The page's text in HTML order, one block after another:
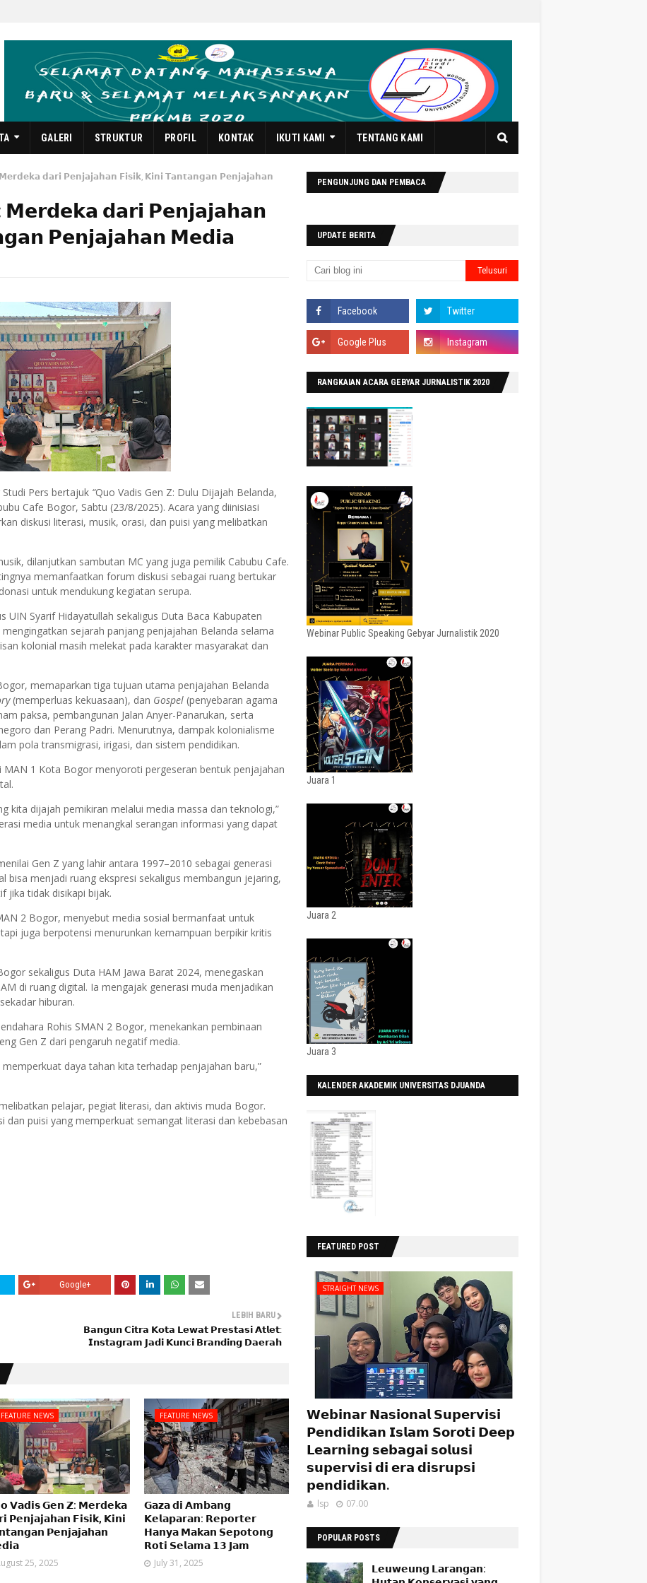
GALERI STRUKTUR PROFIL KONTAK IKUTI KAMI TENTANG KAMI
𝗱𝗮𝗿𝗶 𝗣𝗲𝗻𝗷𝗮𝗷𝗮𝗵𝗮𝗻 𝗙𝗶𝘀𝗶𝗸, 𝗞𝗶𝗻𝗶 𝗧𝗮𝗻𝘁𝗮𝗻𝗴𝗮𝗻 𝗣𝗲𝗻𝗷𝗮𝗷𝗮𝗵𝗮𝗻
𝗱𝗮𝗿𝗶 𝗣𝗲𝗻𝗷𝗮𝗷𝗮𝗵𝗮𝗻
𝗣𝗲𝗻𝗷𝗮𝗷𝗮𝗵𝗮𝗻 𝗠𝗲𝗱𝗶𝗮
Studi Pers bertajuk “Quo Vadis Gen Z: Dulu Dijajah Belanda,
Cafe Bogor, Sabtu (23/8/2025). Acara yang diinisiasi
diskusi literasi, musik, orasi, dan puisi yang melibatkan
dilanjutkan sambutan MC yang juga pemilik Cabubu Cafe.
memanfaatkan forum diskusi sebagai ruang bertukar
untuk mendukung kegiatan serupa.
UIN Syarif Hidayatullah sekaligus Duta Baca Kabupaten
sejarah panjang penjajahan Belanda selama
kolonial masih melekat pada karakter masyarakat dan
memaparkan tiga tujuan utama penjajahan Belanda
(memperluas kekuasaan), dan Gospel (penyebaran agama
paksa, pembangunan Jalan Anyer-Panarukan, serta
dan Perang Padri. Menurutnya, dampak kolonialisme
pola transmigrasi, irigasi, dan sistem pendidikan.
MAN 1 Kota Bogor menyoroti pergeseran bentuk penjajahan
kita dijajah pemikiran melalui media massa dan teknologi,”
media untuk menangkal serangan informasi yang dapat
Gen Z yang lahir antara 1997–2010 sebagai generasi
bisa menjadi ruang ekspresi sekaligus membangun jejaring,
jika tidak disikapi bijak.
2 Bogor, menyebut media sosial bermanfaat untuk
juga berpotensi menurunkan kemampuan berpikir kritis
sekaligus Duta HAM Jawa Barat 2024, menegaskan
di ruang digital. Ia mengajak generasi muda menjadikan
hiburan.
Rohis SMAN 2 Bogor, menekankan pembinaan
Gen Z dari pengaruh negatif media.
daya tahan kita terhadap penjajahan baru,”
pelajar, pegiat literasi, dan aktivis muda Bogor.
dan puisi yang memperkuat semangat literasi dan kebebasan
Google+
LEBIH BARU
𝗕𝗮𝗻𝗴𝘂𝗻 𝗖𝗶𝘁𝗿𝗮 𝗞𝗼𝘁𝗮 𝗟𝗲𝘄𝗮𝘁 𝗣𝗿𝗲𝘀𝘁𝗮𝘀𝗶 𝗔𝘁𝗹𝗲𝘁:
𝗜𝗻𝘀𝘁𝗮𝗴𝗿𝗮𝗺 𝗝𝗮𝗱𝗶 𝗞𝘂𝗻𝗰𝗶 𝗕𝗿𝗮𝗻𝗱𝗶𝗻𝗴 𝗗𝗮𝗲𝗿𝗮𝗵
FEATURE NEWS
𝗩𝗮𝗱𝗶𝘀 𝗚𝗲𝗻 𝗭: 𝗠𝗲𝗿𝗱𝗲𝗸𝗮
𝗣𝗲𝗻𝗷𝗮𝗷𝗮𝗵𝗮𝗻 𝗙𝗶𝘀𝗶𝗸, 𝗞𝗶𝗻𝗶
𝗣𝗲𝗻𝗷𝗮𝗷𝗮𝗵𝗮𝗻
25, 2025
FEATURE NEWS
𝗚𝗮𝘇𝗮 𝗱𝗶 𝗔𝗺𝗯𝗮𝗻𝗴
𝗞𝗲𝗹𝗮𝗽𝗮𝗿𝗮𝗻: 𝗥𝗲𝗽𝗼𝗿𝘁𝗲𝗿
𝗛𝗮𝗻𝘆𝗮 𝗠𝗮𝗸𝗮𝗻 𝗦𝗲𝗽𝗼𝘁𝗼𝗻𝗴
𝗥𝗼𝘁𝗶 𝗦𝗲𝗹𝗮𝗺𝗮 𝟭𝟯 𝗝𝗮𝗺
July 31, 2025
PENGUNJUNG DAN PEMBACA
UPDATE BERITA
RANGKAIAN ACARA GEBYAR JURNALISTIK 2020
Webinar Public Speaking Gebyar Jurnalistik 2020
Juara 1
Juara 2
Juara 3
KALENDER AKADEMIK UNIVERSITAS DJUANDA
FEATURED POST
STRAIGHT NEWS
𝗪𝗲𝗯𝗶𝗻𝗮𝗿 𝗡𝗮𝘀𝗶𝗼𝗻𝗮𝗹 𝗦𝘂𝗽𝗲𝗿𝘃𝗶𝘀𝗶
𝗣𝗲𝗻𝗱𝗶𝗱𝗶𝗸𝗮𝗻 𝗜𝘀𝗹𝗮𝗺 𝗦𝗼𝗿𝗼𝘁𝗶 𝗗𝗲𝗲𝗽
𝗟𝗲𝗮𝗿𝗻𝗶𝗻𝗴 𝘀𝗲𝗯𝗮𝗴𝗮𝗶 𝘀𝗼𝗹𝘂𝘀𝗶
𝘀𝘂𝗽𝗲𝗿𝘃𝗶𝘀𝗶 𝗱𝗶 𝗲𝗿𝗮 𝗱𝗶𝘀𝗿𝘂𝗽𝘀𝗶
𝗽𝗲𝗻𝗱𝗶𝗱𝗶𝗸𝗮𝗻.
lsp 07.00
POPULAR POSTS
𝗟𝗲𝘂𝘄𝗲𝘂𝗻𝗴 𝗟𝗮𝗿𝗮𝗻𝗴𝗮𝗻: